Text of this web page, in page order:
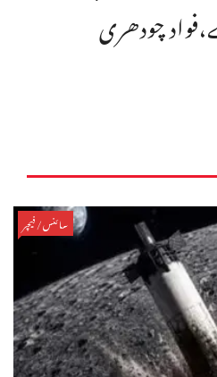
چودھری
سائنس/فیچر